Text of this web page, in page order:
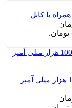
۵,۸۸۰,۰۰۰ تومان
پاوربانک پرووان مدل PPB5113 ظرفیت 10000 هزار میلی آمپر
۵,۷۴۹,۹۲۰ تومان